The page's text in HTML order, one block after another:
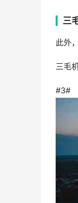
三
此外
三毛
#3#